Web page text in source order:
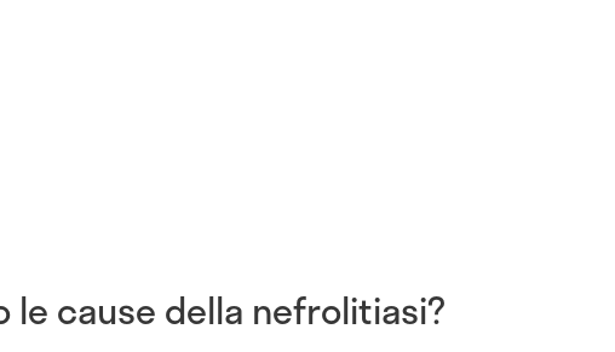
le cause della nefrolitiasi?